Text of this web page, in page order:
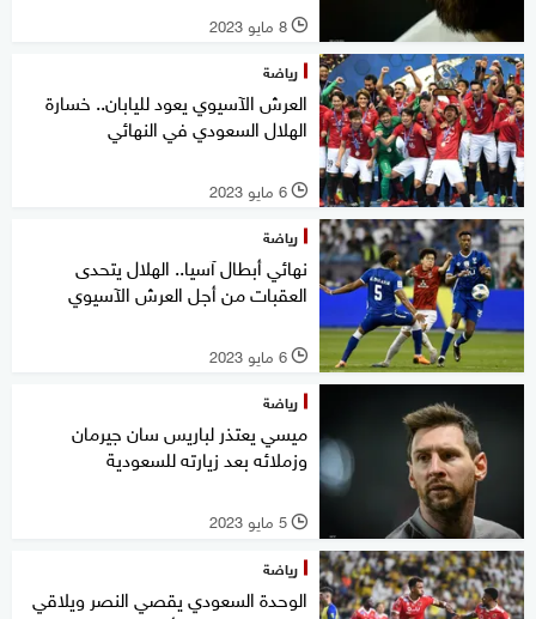
l 8 مايو 2023
رياضة
العرش الآسيوي يعود لليابان.. خسارة
الهلال السعودي في النهائي
l 6 مايو 2023
رياضة
نهائي أبطال آسيا.. الهلال يتحدى
العقبات من أجل العرش الآسيوي
l 6 مايو 2023
رياضة
ميسي يعتذر لباريس سان جيرمان
وزملائه بعد زيارته للسعودية
l 5 مايو 2023
رياضة
الوحدة السعودي يقصي النصر ويلاقي